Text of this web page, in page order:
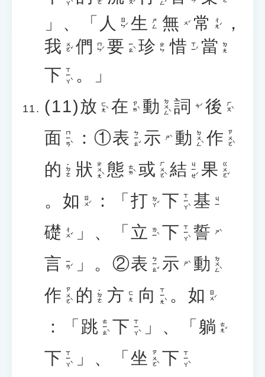
」、「 人 ㄖㄣˊ 生 ㄕㄥ 無 ㄨˊ 常 ㄔㄤˊ
，
我 ㄨㄛˇ 們 ㄇㄣˊ 要 ㄧㄠˋ 珍 ㄓㄣ 惜 ㄒㄧˊ 當 ㄉㄤ
下 ㄒㄧㄚˋ 。」
(11)放 ㄈㄤˋ 在 ㄗㄞˋ 動 ㄉㄨㄥˋ 詞 ㄘˊ 後 ㄏㄡˋ
面 ㄇㄧㄢˋ ：①表 ㄅㄧㄠˇ 示 ㄕˋ 動 ㄉㄨㄥˋ 作 ㄗㄨㄛˋ
的 ˙ㄉㄜ 狀 ㄓㄨㄤˋ 態 ㄊㄞˋ 或 ㄏㄨㄛˋ 結 ㄐㄧㄝˊ 果 ㄍㄨㄛˇ
。 如 ㄖㄨˊ ：「 打 ㄉㄚˇ 下 ㄒㄧㄚˋ 基 ㄐㄧ
礎 ㄔㄨˇ 」、「 立 ㄌㄧˋ 下 ㄒㄧㄚˋ 誓 ㄕˋ
言 ㄧㄢˊ 」。②表 ㄅㄧㄠˇ 示 ㄕˋ 動 ㄉㄨㄥˋ
作 ㄗㄨㄛˋ 的 ˙ㄉㄜ 方 ㄈㄤ 向 ㄒㄧㄤˋ 。 如 ㄖㄨˊ
：「 跳 ㄊㄧㄠˋ 下 ㄒㄧㄚˋ 」、「 躺 ㄊㄤˇ
下 ㄒㄧㄚˋ 」、「 坐 ㄗㄨㄛˋ 下 ㄒㄧㄚˋ